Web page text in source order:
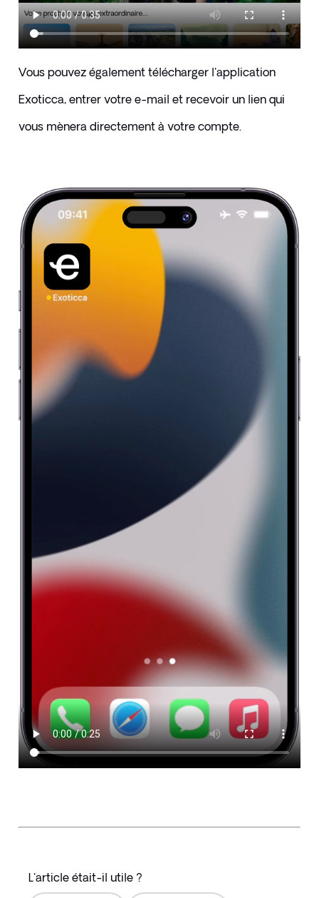
Vous pouvez également télécharger l'application
Exoticca, entrer votre e-mail et recevoir un lien qui
vous mènera directement à votre compte.
L'article était-il utile ?